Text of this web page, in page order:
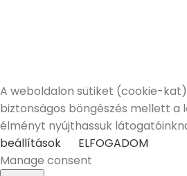
A weboldalon sütiket (cookie-kat)
biztonságos böngészés mellett a
élményt nyújthassuk
beállítások
ELFOGADOM
Manage consent